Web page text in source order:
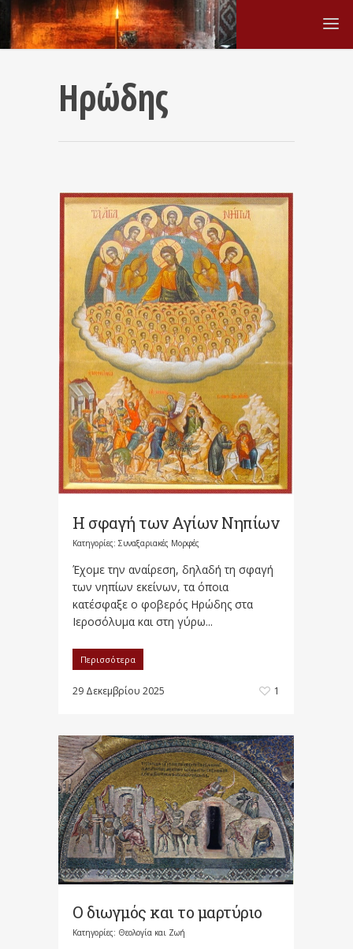
Ηρώδης
Η σφαγή των Αγίων Νηπίων
Κατηγορίες: Συναξαριακές Μορφές
Έχομε την αναίρεση, δηλαδή τη σφαγή
των νηπίων εκείνων, τα όποια
κατέσφαξε ο φοβερός Ηρώδης στα
Ιεροσόλυμα και στη γύρω...
Περισσότερα
29 Δεκεμβρίου 2025 1
Ο διωγμός και το μαρτύριο
Κατηγορίες: Θεολογία και Ζωή